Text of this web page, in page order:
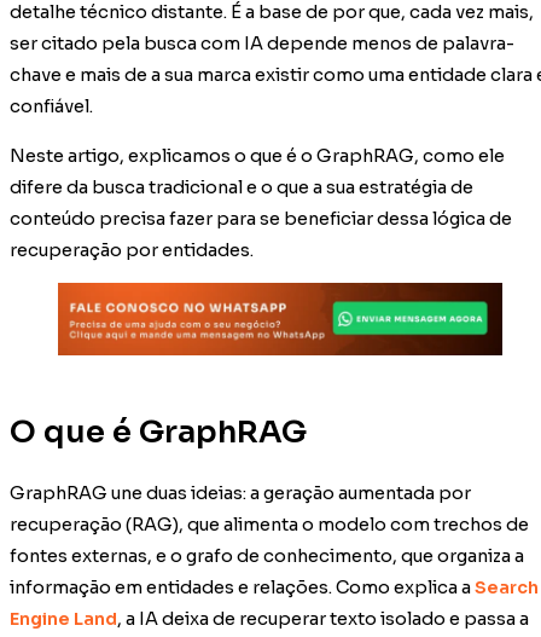
detalhe técnico distante. É a base de por que, cada vez mais,
ser citado pela busca com IA depende menos de palavra-
chave e mais de a sua marca existir como uma entidade clara
confiável.
Neste artigo, explicamos o que é o GraphRAG, como ele
difere da busca tradicional e o que a sua estratégia de
conteúdo precisa fazer para se beneficiar dessa lógica de
recuperação por entidades.
O que é GraphRAG
GraphRAG une duas ideias: a geração aumentada por
recuperação (RAG), que alimenta o modelo com trechos de
fontes externas, e o grafo de conhecimento, que organiza a
informação em entidades e relações. Como explica aSearch
Engine Land, a IA deixa de recuperar texto isolado e passa a